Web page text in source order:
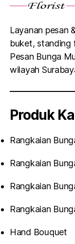
Layanan pesan
buket, standing
Pesan Bunga
wilayah
Produk
Rangkaian
Rangkaian
Rangkaian
Rangkaian
Hand Bouquet